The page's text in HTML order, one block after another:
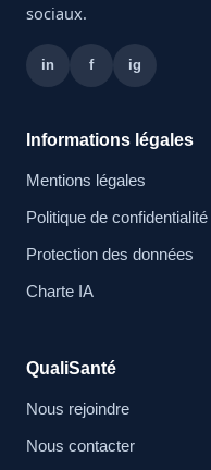
sociaux.
in f ig
Informations légales
Mentions légales
Politique de confidentialité
Protection des données
Charte IA
QualiSanté
Nous rejoindre
Nous contacter